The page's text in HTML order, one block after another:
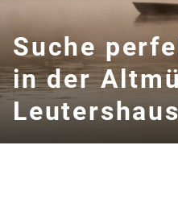
Suche
in der